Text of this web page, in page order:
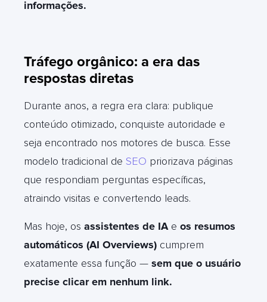
informações.
Tráfego orgânico: a era das
respostas diretas
Durante anos, a regra era clara: publique
conteúdo otimizado, conquiste autoridade e
seja encontrado nos motores de busca. Esse
modelo tradicional de SEO priorizava páginas
que respondiam perguntas específicas,
atraindo visitas e convertendo leads.
Mas hoje, os assistentes de IAe os resumos
automáticos (AI Overviews) cumprem
exatamente essa função — sem que o usuário
precise clicar em nenhum link.